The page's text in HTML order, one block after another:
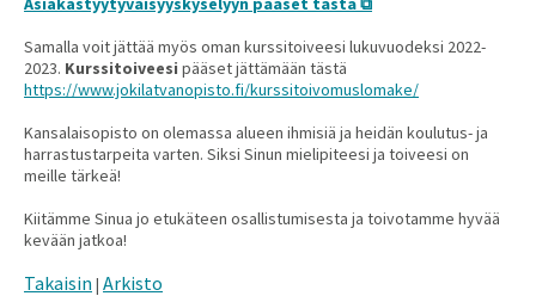
Samalla voit jättää myös oman kurssitoiveesi lukuvuodeksi 2022-
2023. Kurssitoiveesi pääset jättämään tästä
https://www.jokilatvanopisto.fi/kurssitoivomuslomake/
Kansalaisopisto on olemassa alueen ihmisiä ja heidän koulutus- ja
harrastustarpeita varten. Siksi Sinun mielipiteesi ja toiveesi on
meille tärkeä!
Kiitämme Sinua jo etukäteen osallistumisesta ja toivotamme hyvää
kevään jatkoa!
Takaisin | Arkisto